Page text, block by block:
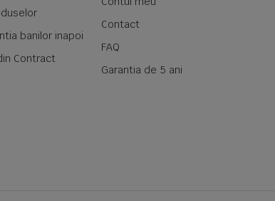
banilor inapoi
Contract
Contact
FAQ
Garantia de 5 ani